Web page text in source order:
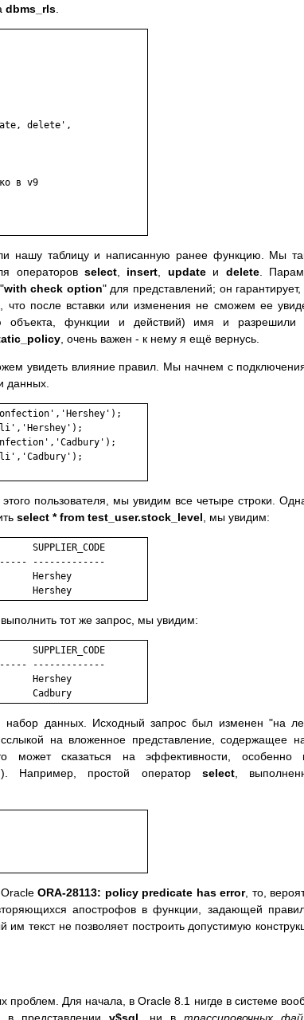
dbms_rls
нашу таблицу и написанную ранее функцию. Мы
операторовselect insert updateи delete.
with check option" для представлений; он гарантирует,
после вставки или изменения не сможем ее
функции и действий) имя и разрешили
, очень важен - к нему я ещё вернусь.
увидеть влияние правил. Мы начнем с
данных.
пользователя, мы увидим все четыре строки.
select * from test_user.stock_level , мы увидим:
SUPPLIER_CODE
-------------
Hershey
тот же запрос, мы увидим:
SUPPLIER_CODE
-------------
Hershey
набор данных. Исходный запрос был изменен "на
на вложенное представление, содержащее
может сказаться на эффективности, особенно
Например, простой оператор select,
ORA-28113: policy predicate has error, то,
апострофов в функции, задающей
текст не позволяет построить допустимую
проблем. Для начала, в Oracle 8.1 нигде в системе